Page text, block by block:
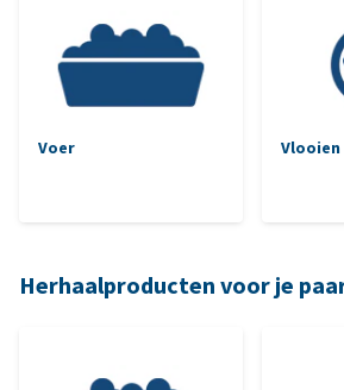
Voer Vlooien
Herhaalproducten voor je